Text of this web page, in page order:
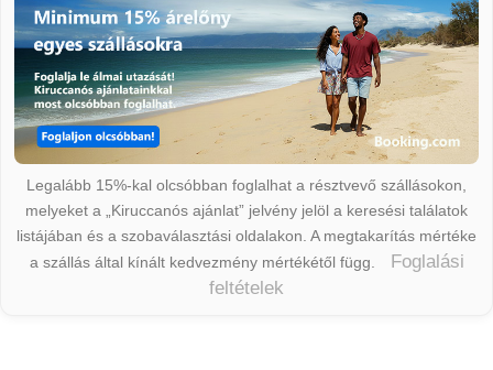
Legalább 15%-kal olcsóbban foglalhat a résztvevő szállásokon,
melyeket a „Kiruccanós ajánlat” jelvény jelöl a keresési találatok
listájában és a szobaválasztási oldalakon. A megtakarítás mértéke
a szállás által kínált kedvezmény mértékétől függ.
Foglalási
feltételek